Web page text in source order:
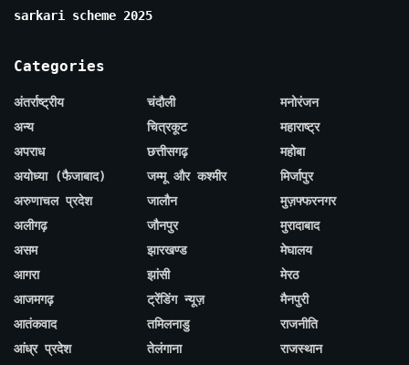
sarkari scheme 2025
Categories
अंतर्राष्ट्रीय
अन्य
अपराध
अयोध्या (फैजाबाद)
अरुणाचल प्रदेश
अलीगढ़
असम
आगरा
आजमगढ़
आतंकवाद
आंध्र प्रदेश
चंदौली
चित्रकूट
छत्तीसगढ़
जम्मू और कश्मीर
जालौन
जौनपुर
झारखण्ड
झांसी
ट्रेंडिंग न्यूज़
तमिलनाडु
तेलंगाना
मनोरंजन
महाराष्ट्र
महोबा
मिर्जापुर
मुज़फ्फरनगर
मुरादाबाद
मेघालय
मेरठ
मैनपुरी
राजनीति
राजस्थान